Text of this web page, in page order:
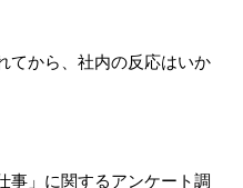
てから、社内の反応はいか
事」に関するアンケート調